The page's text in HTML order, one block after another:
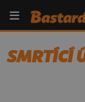
SMRTÍCÍ